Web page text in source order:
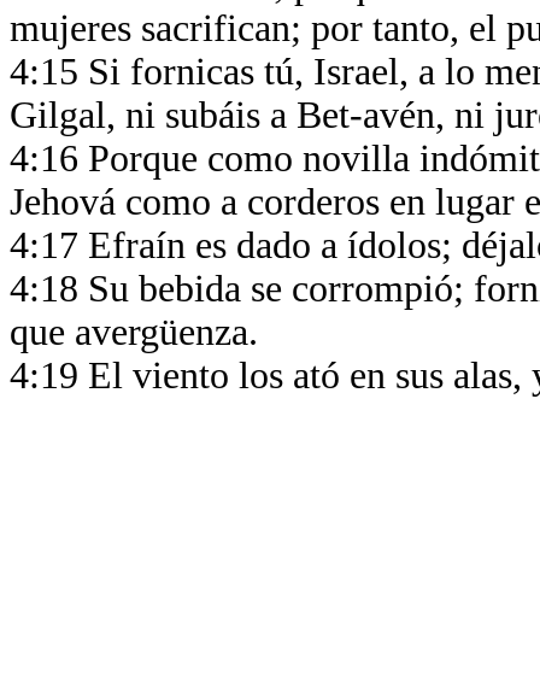
mujeres sacrifican; por tanto, el
4:15 Si fornicas tú, Israel, a lo
Gilgal, ni subáis a Bet-avén, ni
4:16 Porque como novilla
Jehová como a corderos en lugar
4:17 Efraín es dado a ídolos;
4:18 Su bebida se corrompió;
que avergüenza.
4:19 El viento los ató en sus alas,